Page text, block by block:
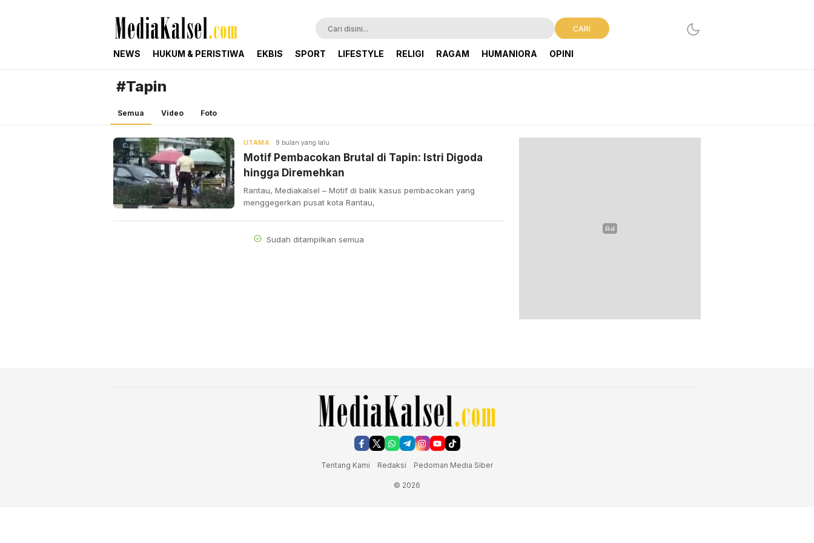
mediakalsel.com
Berita Update Banua
CARI
NEWS HUKUM & PERISTIWA EKBIS SPORT LIFESTYLE RELIGI RAGAM HUMANIORA OPINI
#Tapin
Semua Video Foto
UTAMA 9 bulan yang lalu
Motif Pembacokan Brutal di Tapin: Istri Digoda
hingga Diremehkan
Rantau, Mediakalsel – Motif di balik kasus pembacokan yang
menggegerkan pusat kota Rantau,
Sudah ditampilkan semua
Tentang Kami Redaksi Pedoman Media Siber
© 2026